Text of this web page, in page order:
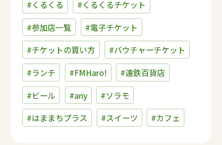
#くるくる
#くるくるチケット
#参加店一覧
#電子チケット
#チケットの買い方
#バウチャーチケット
#ランチ
#FMHaro!
#遠鉄百貨店
#ビール
#any
#ソラモ
#はままちプラス
#スイーツ #カフェ